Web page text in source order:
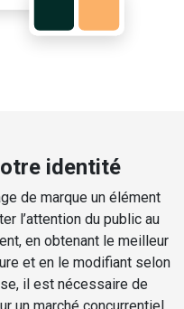
identité
de marque un élément
l’attention du public au
en obtenant le meilleur
et en le modifiant selon
il est nécessaire de